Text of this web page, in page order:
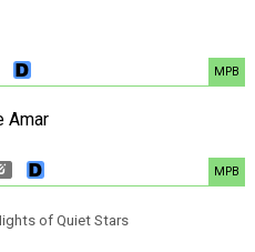
MPB
Amar
MPB
of Quiet Stars